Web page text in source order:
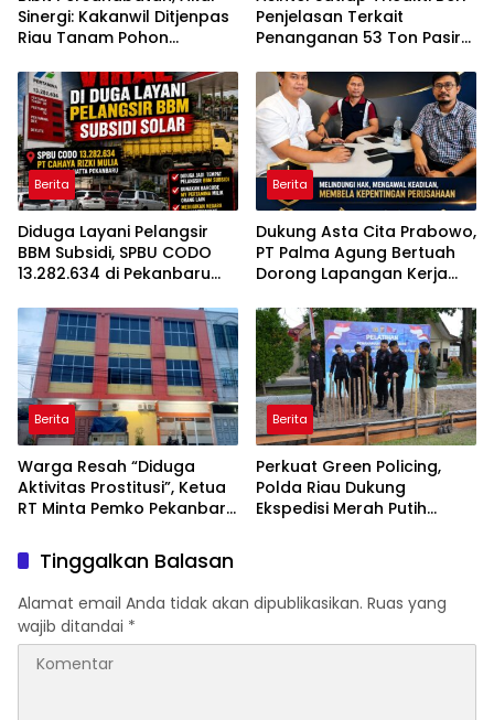
Sinergi: Kakanwil Ditjenpas
Riau Tanam Pohon
Riau
Penjelasan Terkait
Penanganan 53 Ton Pasir
Berita
Diduga Layani Pelangsir
BBM Subsidi, SPBU CODO
13.282.634 di Pekanbaru
Berita
Dukung Asta Cita Prabowo,
PT Palma Agung Bertuah
Dorong Lapangan Kerja
Berita
Warga Resah “Diduga
Aktivitas Prostitusi”, Ketua
RT Minta Pemko Pekanbaru
Aktivitas Z Homestay di
Jalan Tanjung Datuk
Berita
Perkuat Green Policing,
Polda Riau Dukung
Ekspedisi Merah Putih
Tinggalkan Balasan
Alamat email Anda tidak akan dipublikasikan. Ruas yang
wajib ditandai *